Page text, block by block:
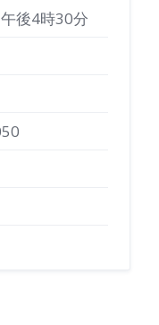
後4時30分